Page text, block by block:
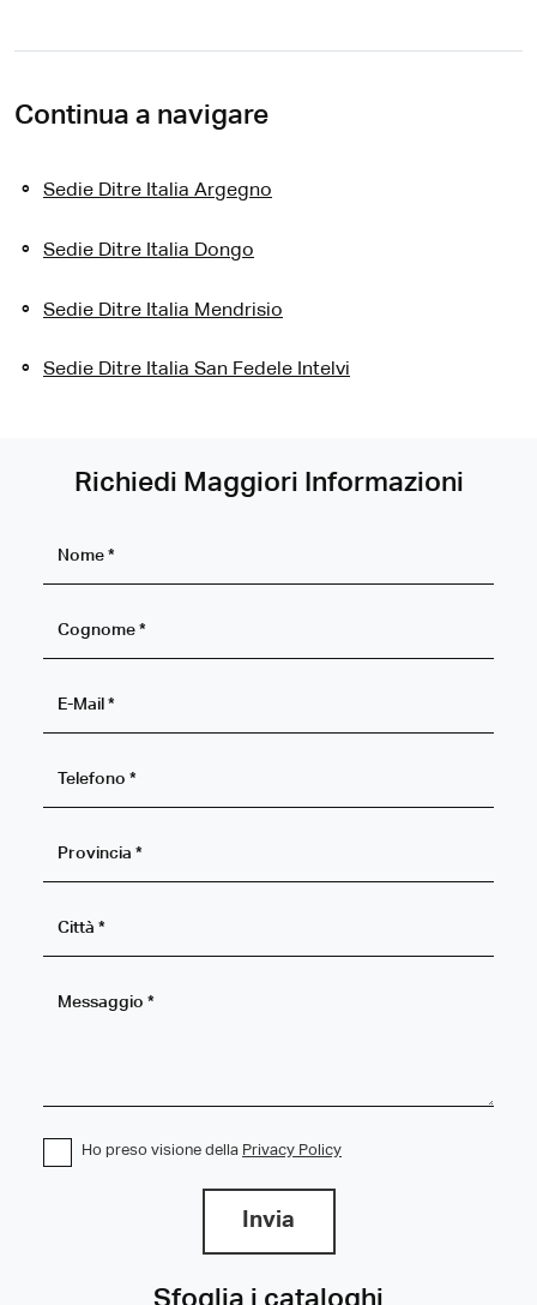
Continua a navigare
Sedie Ditre Italia Argegno
Sedie Ditre Italia Dongo
Sedie Ditre Italia Mendrisio
Sedie Ditre Italia San Fedele Intelvi
Richiedi Maggiori Informazioni
Ho preso visione della Privacy Policy
Invia